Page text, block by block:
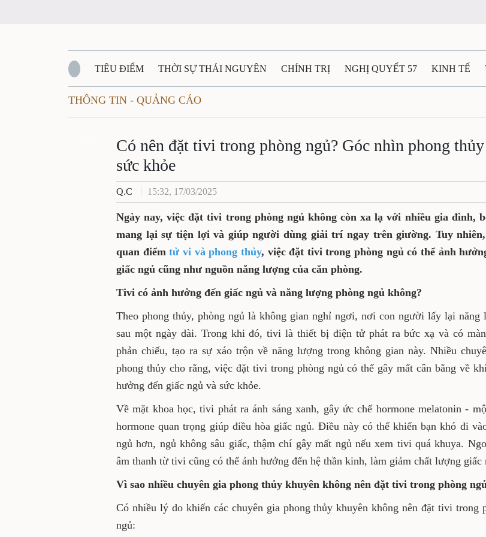
TIÊU ĐIỂM THỜI SỰ THÁI NGUYÊN CHÍNH TRỊ NGHỊ QUYẾT 57 KINH TẾ
QUỐC PHÒNG - AN NINH
QUÊ HƯƠNG - ĐẤT NƯỚC QUỐC TẾ TÀI NGUYÊN - MÔI TRƯỜNG THỂ THAO
THÔNG TIN - QUẢNG CÁO
Có nên đặt tivi trong phòng ngủ? Góc nhìn phong
sức khỏe
Q.C 15:32, 17/03/2025
Ngày nay, việc đặt tivi trong phòng ngủ không còn xa lạ với nhiều gia đình,
mang lại sự tiện lợi và giúp người dùng giải trí ngay trên giường. Tuy
quan điểmtử vi và phong thủy, việc đặt tivi trong phòng ngủ có thể ảnh
giấc ngủ cũng như nguồn năng lượng của căn phòng.
Tivi có ảnh hưởng đến giấc ngủ và năng lượng phòng ngủ không?
Theo phong thủy, phòng ngủ là không gian nghỉ ngơi, nơi con người lấy lại năng
sau một ngày dài. Trong khi đó, tivi là thiết bị điện tử phát ra bức xạ và có
phản chiếu, tạo ra sự xáo trộn về năng lượng trong không gian này. Nhiều
phong thủy cho rằng, việc đặt tivi trong phòng ngủ có thể gây mất cân bằng về
hưởng đến giấc ngủ và sức khỏe.
Về mặt khoa học, tivi phát ra ánh sáng xanh, gây ức chế hormone melatonin -
hormone quan trọng giúp điều hòa giấc ngủ. Điều này có thể khiến bạn khó đi
ngủ hơn, ngủ không sâu giấc, thậm chí gây mất ngủ nếu xem tivi quá khuya.
âm thanh từ tivi cũng có thể ảnh hưởng đến hệ thần kinh, làm giảm chất lượng giấc
Vì sao nhiều chuyên gia phong thủy khuyên không nên đặt tivi trong phòng
Có nhiều lý do khiến các chuyên gia phong thủy khuyên không nên đặt tivi trong
ngủ: